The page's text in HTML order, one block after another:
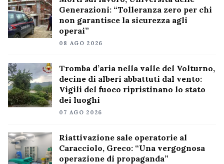
Generazioni: “Tolleranza zero per chi
non garantisce la sicurezza agli
operai”
08 AGO 2026
Tromba d’aria nella valle del Volturno,
decine di alberi abbattuti dal vento:
Vigili del fuoco ripristinano lo stato
dei luoghi
07 AGO 2026
Riattivazione sale operatorie al
Caracciolo, Greco: “Una vergognosa
operazione di propaganda”